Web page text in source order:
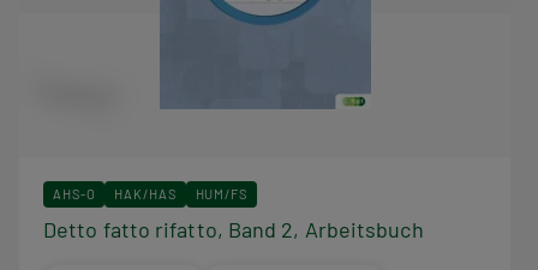
AHS-O HAK/HAS HUM/FS
Detto fatto rifatto, Band 2, Arbeitsbuch